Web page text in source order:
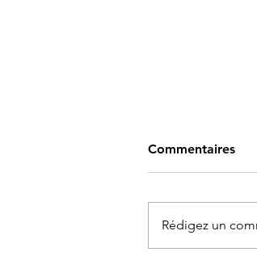
Commentaires
Rédigez un